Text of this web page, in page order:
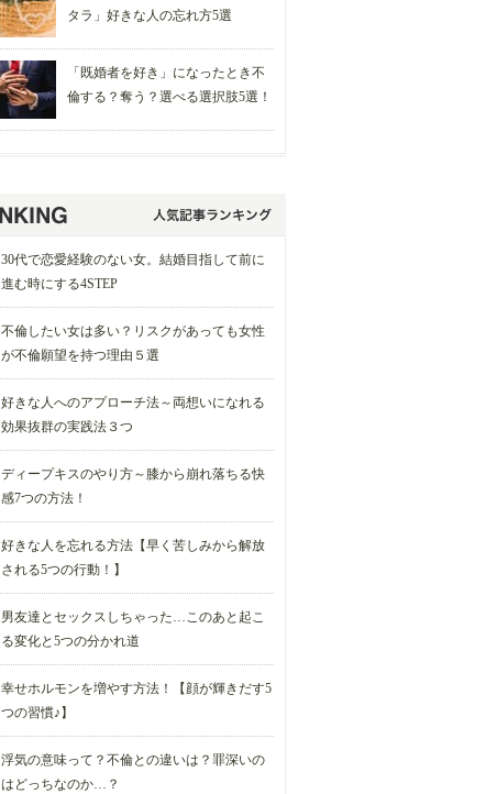
タラ」好きな人の忘れ方5選
「既婚者を好き」になったとき不
倫する？奪う？選べる選択肢5選！
30代で恋愛経験のない女。結婚目指して前に
進む時にする4STEP
不倫したい女は多い？リスクがあっても女性
が不倫願望を持つ理由５選
好きな人へのアプローチ法～両想いになれる
効果抜群の実践法３つ
ディープキスのやり方～膝から崩れ落ちる快
感7つの方法！
好きな人を忘れる方法【早く苦しみから解放
される5つの行動！】
男友達とセックスしちゃった…このあと起こ
る変化と5つの分かれ道
幸せホルモンを増やす方法！【顔が輝きだす5
つの習慣♪】
浮気の意味って？不倫との違いは？罪深いの
はどっちなのか…？